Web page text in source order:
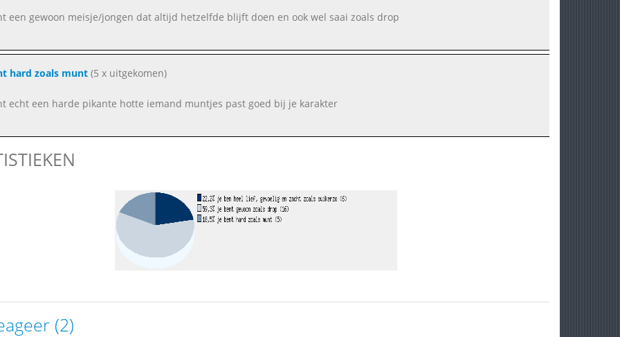
een gewoon meisje/jongen dat altijd hetzelfde blijft doen en ook wel saai zoals drop
hard zoals munt(5 x uitgekomen)
echt een harde pikante hotte iemand muntjes past goed bij je karakter
(2)